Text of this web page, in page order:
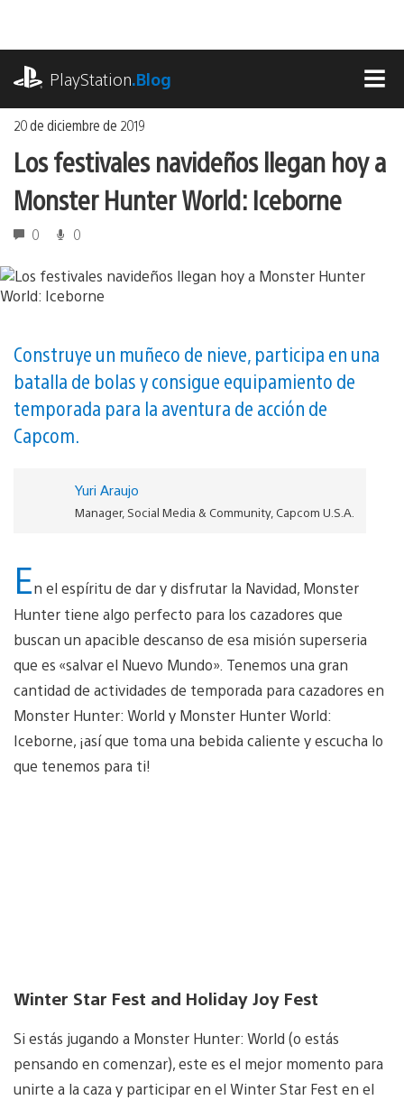
contenido
PlayStation.Blog
20 de diciembre de 2019
Los festivales navideños llegan hoy a
Monster Hunter World: Iceborne
0 0
Construye un muñeco de nieve, participa en una
batalla de bolas y consigue equipamiento de
temporada para la aventura de acción de
Capcom.
Yuri Araujo
Manager, Social Media & Community, Capcom U.S.A.
En el espíritu de dar y disfrutar la Navidad, Monster
Hunter tiene algo perfecto para los cazadores que
buscan un apacible descanso de esa misión superseria
que es «salvar el Nuevo Mundo». Tenemos una gran
cantidad de actividades de temporada para cazadores en
Monster Hunter: World y Monster Hunter World:
Iceborne, ¡así que toma una bebida caliente y escucha lo
que tenemos para ti!
Winter Star Fest and Holiday Joy Fest
Si estás jugando a Monster Hunter: World (o estás
pensando en comenzar), este es el mejor momento para
unirte a la caza y participar en el Winter Star Fest en el